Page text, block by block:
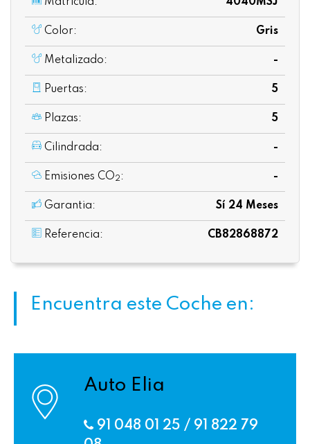
Color: Gris
Metalizado: -
Puertas: 5
Plazas: 5
Cilindrada: -
Emisiones CO2 : -
Garantia: Sí 24 Meses
Referencia: CB82868872
Encuentra este Coche en:
Auto Elia
91 048 01 25 / 91 822 79